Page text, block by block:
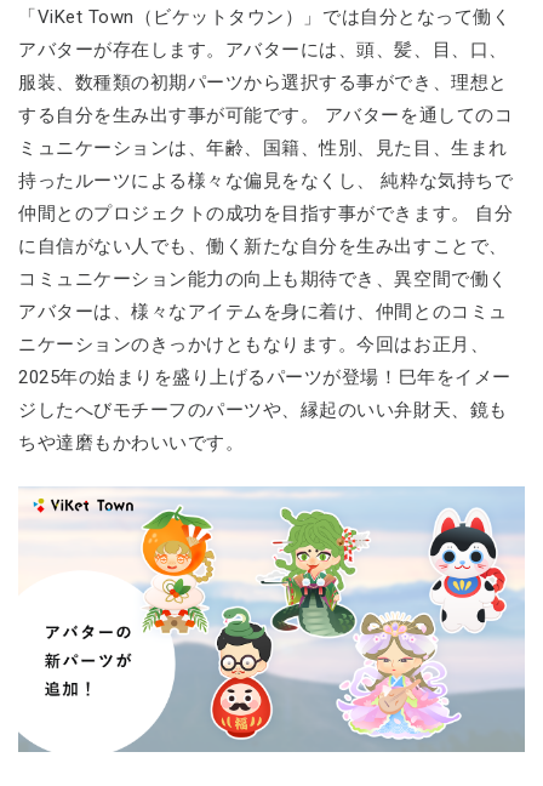
「ViKet Town（ビケットタウン）」では自分となって働く
アバターが存在します。アバターには、頭、髪、目、口、
服装、数種類の初期パーツから選択する事ができ、理想と
する自分を生み出す事が可能です。 アバターを通してのコ
ミュニケーションは、年齢、国籍、性別、見た目、生まれ
持ったルーツによる様々な偏見をなくし、 純粋な気持ちで
仲間とのプロジェクトの成功を目指す事ができます。 自分
に自信がない人でも、働く新たな自分を生み出すことで、
コミュニケーション能力の向上も期待でき、異空間で働く
アバターは、様々なアイテムを身に着け、仲間とのコミュ
ニケーションのきっかけともなります。今回はお正月、
2025年の始まりを盛り上げるパーツが登場！巳年をイメー
ジしたへびモチーフのパーツや、縁起のいい弁財天、鏡も
ちや達磨もかわいいです。